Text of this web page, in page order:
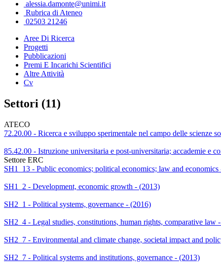
alessia.damonte@unimi.it
Rubrica di Ateneo
02503 21246
Aree Di Ricerca
Progetti
Pubblicazioni
Premi E Incarichi Scientifici
Altre Attività
Cv
Settori (11)
ATECO
72.20.00 - Ricerca e sviluppo sperimentale nel campo delle scienze
85.42.00 - Istruzione universitaria e post-universitaria; accademie e
Settore ERC
SH1_13 - Public economics; political economics; law and economics
SH1_2 - Development, economic growth - (2013)
SH2_1 - Political systems, governance - (2016)
SH2_4 - Legal studies, constitutions, human rights, comparative law
SH2_7 - Environmental and climate change, societal impact and
SH2_7 - Political systems and institutions, governance - (2013)